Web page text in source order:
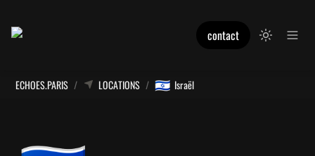
contact
ECHOES.PARIS / LOCATIONS / 🇮🇱 Israël